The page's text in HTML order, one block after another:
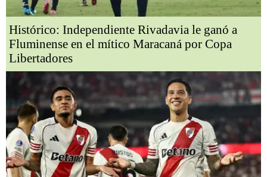
Histórico: Independiente Rivadavia le ganó a
Fluminense en el mítico Maracaná por Copa
Libertadores